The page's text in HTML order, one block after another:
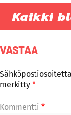
Kaikki
VASTAA
merkitty *
Kommentti *